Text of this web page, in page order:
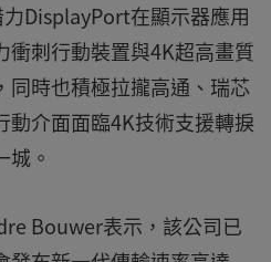
DisplayPort在顯示器應用
衝刺行動裝置與4K超高畫質
同時也積極拉攏高通、瑞芯
動介面面臨4K技術支援轉捩
。
Bouwer表示，該公司已